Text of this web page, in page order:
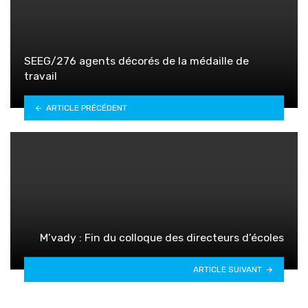
SEEG/276 agents décorés de la médaille de
travail
ARTICLE PRÉCÉDENT
M’vady : Fin du colloque des directeurs d’écoles
ARTICLE SUIVANT